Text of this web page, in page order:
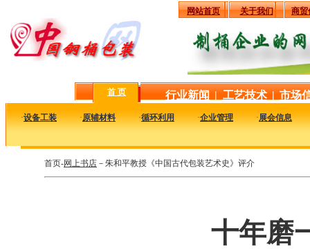
网站首页 关于我们 商贸
首 页 行业新闻 | 工艺技术 | 市场
·设备工装 ·原辅材料 ·循环利用 ·企业管理 ·展会信息
首页-网上书店 －朱和平教授《中国古代包装艺术史》评介
十年磨